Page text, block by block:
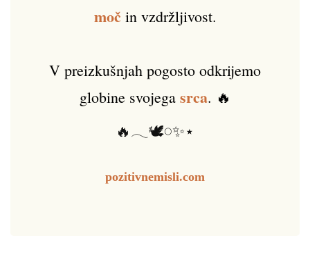
močin vzdržljivost.
V preizkušnjah pogosto odkrijemo
globine svojega srca. 🔥
🔥𓂃🕊️𓏸✨⋆
pozitivnemisli.com